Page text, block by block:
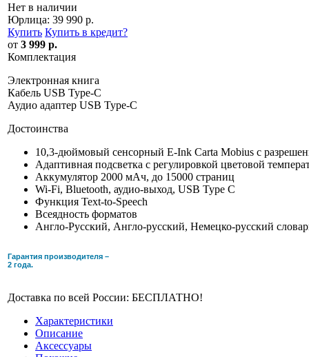
Нет в наличии
Юрлица: 39 990 р.
Купить Купить в кредит?
от 3 999 р.
Комплектация
Электронная книга
Кабель USB Type-C
Аудио адаптер USB Type-C
Достоинства
10,3-дюймовый сенсорный E-Ink Carta Mobius с
Адаптивная подсветка c регулировкой цветовой
Аккумулятор 2000 мАч, до 15000 страниц
Wi-Fi, Bluetooth, аудио-выход, USB Type C
Функция Text-to-Speech
Всеядность форматов
Англо-Русский, Англо-русский, Немецко-русский
Гарантия производителя –
2 года.
Доставка по всей России: БЕСПЛАТНО!
Характеристики
Описание
Аксессуары